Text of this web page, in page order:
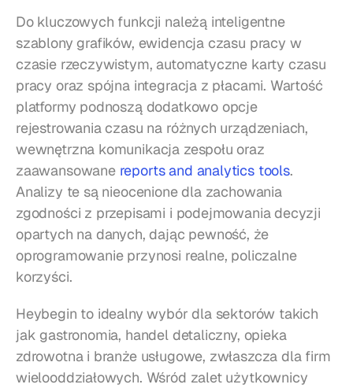
Do kluczowych funkcji należą inteligentne
szablony grafików, ewidencja czasu pracy w
czasie rzeczywistym, automatyczne karty czasu
pracy oraz spójna integracja z płacami. Wartość
platformy podnoszą dodatkowo opcje
rejestrowania czasu na różnych urządzeniach,
wewnętrzna komunikacja zespołu oraz
zaawansowane reports and analytics tools.
Analizy te są nieocenione dla zachowania
zgodności z przepisami i podejmowania decyzji
opartych na danych, dając pewność, że
oprogramowanie przynosi realne, policzalne
korzyści.
Heybegin to idealny wybór dla sektorów takich
jak gastronomia, handel detaliczny, opieka
zdrowotna i branże usługowe, zwłaszcza dla firm
wielooddziałowych. Wśród zalet użytkownicy